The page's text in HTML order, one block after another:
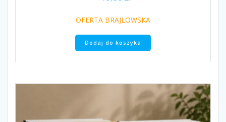
OFERTA BRAJLOWSKA
Dodaj do koszyka